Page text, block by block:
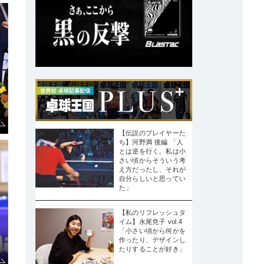
【伝説のプレイヤーた
ち】河野満 後編 「人
とは逆を行く。私は小
さい頃からそういう考
え方だったし、それが
自分らしいと思ってい
た」
【私のリフレッシュタ
イム】永尾尭子 vol.4
「小さい頃から何かを
作ったり、デザインし
たりすることが好き」